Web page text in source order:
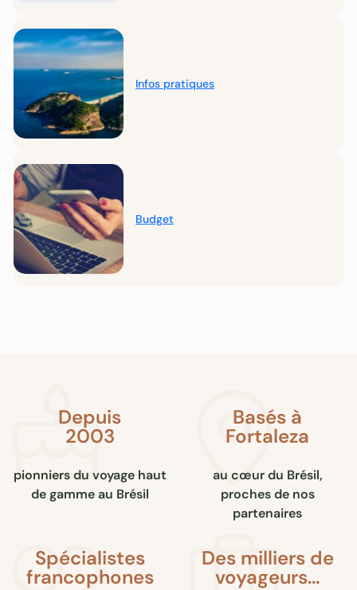
Infos pratiques
Budget
Depuis
2003
pionniers du voyage haut
de gamme au Brésil
Basés à
Fortaleza
au cœur du Brésil,
proches de nos
partenaires
Spécialistes
francophones
Des milliers de
voyageurs…